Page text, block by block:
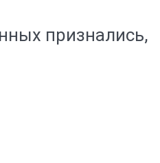
признались,